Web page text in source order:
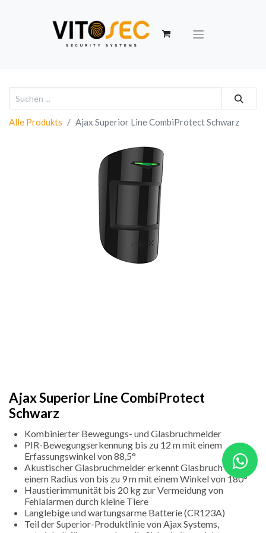
Alle Produkts Ajax Superior Line CombiProtect Schwarz
Ajax Superior Line CombiProtect
Schwarz
Kombinierter Bewegungs- und Glasbruchmelder
PIR-Bewegungserkennung bis zu 12 m mit einem
Erfassungswinkel von 88,5°
Akustischer Glasbruchmelder erkennt Glasbruch in
einem Radius von bis zu 9 m mit einem Winkel von 180°
Haustierimmunität bis 20 kg zur Vermeidung von
Fehlalarmen durch kleine Tiere
Langlebige und wartungsarme Batterie (CR123A)
Teil der Superior-Produktlinie von Ajax Systems,